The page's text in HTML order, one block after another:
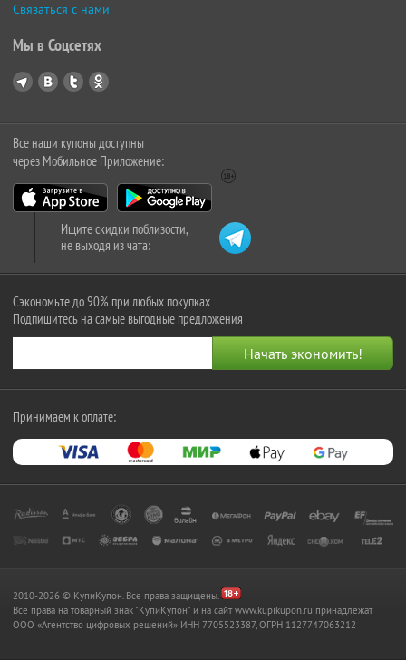
Связаться с нами
Мы в Соцсетях
Все наши купоны доступны
через Мобильное Приложение:
Ищите скидки поблизости,
не выходя из чата:
Сэкономьте до 90% при любых покупках
Подпишитесь на самые выгодные предложения
Принимаем к оплате:
2010-2026 © КупиКупон. Все права защищены.
Все права на товарный знак "КупиКупон" и на сайт www.kupikupon.ru принадлежат
OOO «Агентство цифровых решений» ИНН 7705523387, ОГРН 1127747063212